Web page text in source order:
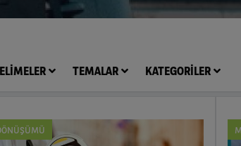
TEMALAR KATEGORILER